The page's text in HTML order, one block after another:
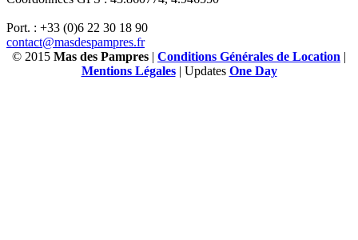
Port. : +33 (0)6 22 30 18 90
contact@masdespampres.fr
© 2015 Mas des Pampres | Conditions Générales de Location |
Mentions Légales| Updates One Day